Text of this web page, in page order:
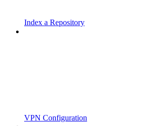
Index a Repository
VPN Configuration